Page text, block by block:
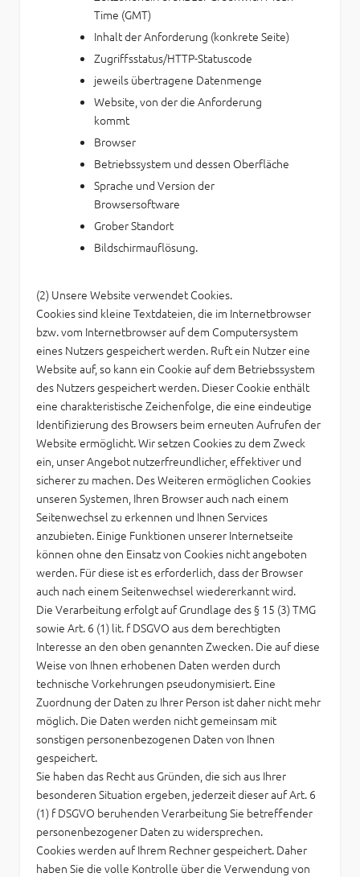
Time (GMT)
Inhalt der Anforderung (konkrete Seite)
Zugriffsstatus/HTTP-Statuscode
jeweils übertragene Datenmenge
Website, von der die Anforderung
kommt
Browser
Betriebssystem und dessen Oberfläche
Sprache und Version der
Browsersoftware
Grober Standort
Bildschirmauflösung.
(2) Unsere Website verwendet Cookies.
Cookies sind kleine Textdateien, die im Internetbrowser
bzw. vom Internetbrowser auf dem Computersystem
eines Nutzers gespeichert werden. Ruft ein Nutzer eine
Website auf, so kann ein Cookie auf dem Betriebssystem
des Nutzers gespeichert werden. Dieser Cookie enthält
eine charakteristische Zeichenfolge, die eine eindeutige
Identifizierung des Browsers beim erneuten Aufrufen der
Website ermöglicht. Wir setzen Cookies zu dem Zweck
ein, unser Angebot nutzerfreundlicher, effektiver und
sicherer zu machen. Des Weiteren ermöglichen Cookies
unseren Systemen, Ihren Browser auch nach einem
Seitenwechsel zu erkennen und Ihnen Services
anzubieten. Einige Funktionen unserer Internetseite
können ohne den Einsatz von Cookies nicht angeboten
werden. Für diese ist es erforderlich, dass der Browser
auch nach einem Seitenwechsel wiedererkannt wird.
Die Verarbeitung erfolgt auf Grundlage des § 15 (3) TMG
sowie Art. 6 (1) lit. f DSGVO aus dem berechtigten
Interesse an den oben genannten Zwecken. Die auf diese
Weise von Ihnen erhobenen Daten werden durch
technische Vorkehrungen pseudonymisiert. Eine
Zuordnung der Daten zu Ihrer Person ist daher nicht mehr
möglich. Die Daten werden nicht gemeinsam mit
sonstigen personenbezogenen Daten von Ihnen
gespeichert.
Sie haben das Recht aus Gründen, die sich aus Ihrer
besonderen Situation ergeben, jederzeit dieser auf Art. 6
(1) f DSGVO beruhenden Verarbeitung Sie betreffender
personenbezogener Daten zu widersprechen.
Cookies werden auf Ihrem Rechner gespeichert. Daher
haben Sie die volle Kontrolle über die Verwendung von